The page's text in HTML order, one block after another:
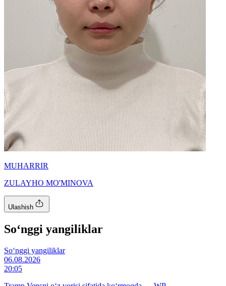
MUHARRIR
ZULAYHO MO'MINOVA
Ulashish
So‘nggi yangiliklar
So‘nggi yangiliklar
06.08.2026
20:05